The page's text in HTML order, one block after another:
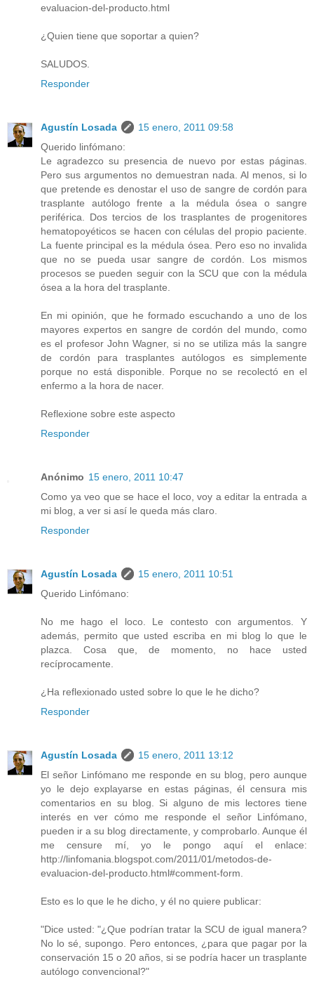
evaluacion-del-producto.html
¿Quien tiene que soportar a quien?
SALUDOS.
Responder
Agustín Losada
15 enero, 2011 09:58
Querido linfómano:
Le agradezco su presencia de nuevo por estas páginas.
Pero sus argumentos no demuestran nada. Al menos, si lo
que pretende es denostar el uso de sangre de cordón para
trasplante autólogo frente a la médula ósea o sangre
periférica. Dos tercios de los trasplantes de progenitores
hematopoyéticos se hacen con células del propio paciente.
La fuente principal es la médula ósea. Pero eso no invalida
que no se pueda usar sangre de cordón. Los mismos
procesos se pueden seguir con la SCU que con la médula
ósea a la hora del trasplante.
En mi opinión, que he formado escuchando a uno de los
mayores expertos en sangre de cordón del mundo, como
es el profesor John Wagner, si no se utiliza más la sangre
de cordón para trasplantes autólogos es simplemente
porque no está disponible. Porque no se recolectó en el
enfermo a la hora de nacer.
Reflexione sobre este aspecto
Responder
Anónimo 15 enero, 2011 10:47
Como ya veo que se hace el loco, voy a editar la entrada a
mi blog, a ver si así le queda más claro.
Responder
Agustín Losada
15 enero, 2011 10:51
Querido Linfómano:
No me hago el loco. Le contesto con argumentos. Y
además, permito que usted escriba en mi blog lo que le
plazca. Cosa que, de momento, no hace usted
recíprocamente.
¿Ha reflexionado usted sobre lo que le he dicho?
Responder
Agustín Losada
15 enero, 2011 13:12
El señor Linfómano me responde en su blog, pero aunque
yo le dejo explayarse en estas páginas, él censura mis
comentarios en su blog. Si alguno de mis lectores tiene
interés en ver cómo me responde el señor Linfómano,
pueden ir a su blog directamente, y comprobarlo. Aunque él
me censure mí, yo le pongo aquí el enlace:
http://linfomania.blogspot.com/2011/01/metodos-de-
evaluacion-del-producto.html#comment-form.
Esto es lo que le he dicho, y él no quiere publicar:
"Dice usted: "¿Que podrían tratar la SCU de igual manera?
No lo sé, supongo. Pero entonces, ¿para que pagar por la
conservación 15 o 20 años, si se podría hacer un trasplante
autólogo convencional?"